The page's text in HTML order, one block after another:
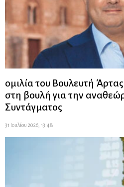
ομιλία του Βουλευτή
στη βουλή για την
Συντάγματος
31 Ιουλίου 2026, 13:48